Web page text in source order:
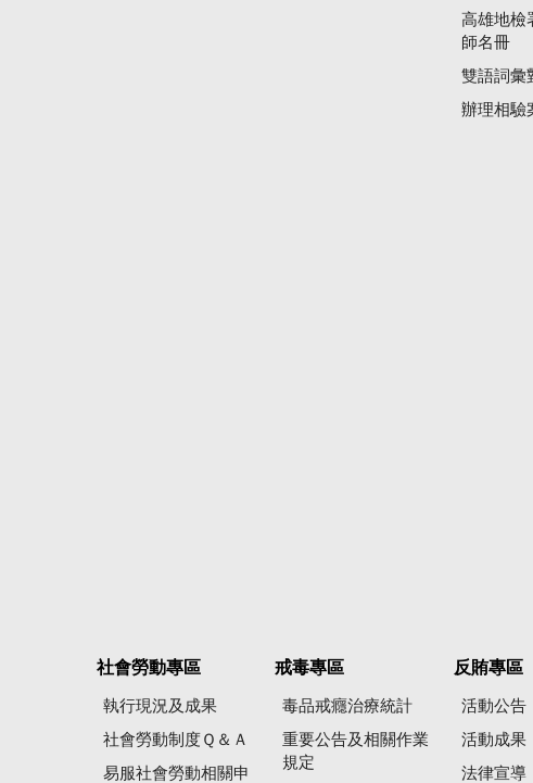
高雄地檢
師名冊
雙語詞彙
辦理相驗
社會勞動專區
執行現況及成果
社會勞動制度Ｑ＆Ａ
易服社會勞動相關申
戒毒專區
毒品戒癮治療統計
重要公告及相關作業
規定
反賄專區
活動公告
活動成果
法律宣導